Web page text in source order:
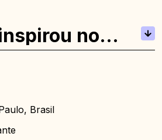
no
em Nova
Brasil